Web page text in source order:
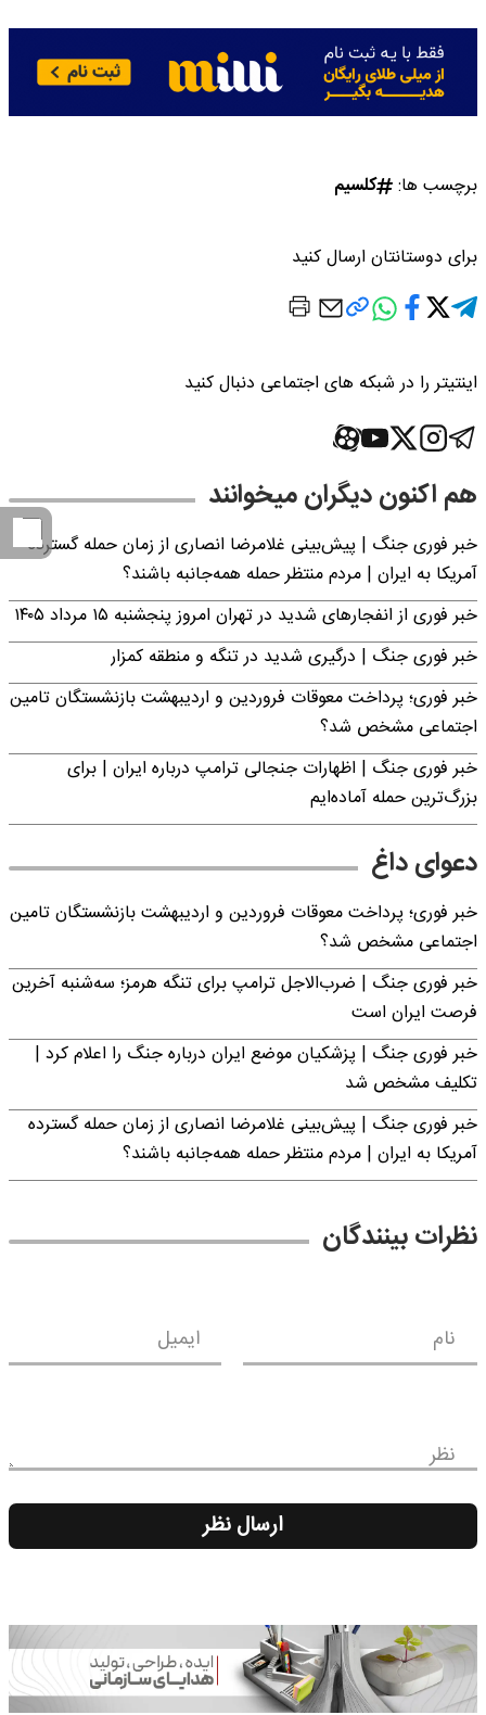
برچسب ها: کلسیم
برای دوستانتان ارسال کنید
اینتیتر را در شبکه های اجتماعی دنبال کنید
هم اکنون دیگران میخوانند
خبر فوری جنگ | پیش‌بینی غلامرضا انصاری از زمان حمله گسترده
آمریکا به ایران | مردم منتظر حمله همه‌جانبه باشند؟
خبر فوری از انفجارهای شدید در تهران امروز پنجشنبه ۱۵ مرداد ۱۴۰۵
خبر فوری جنگ | درگیری شدید در تنگه و منطقه کمزار
خبر فوری؛ پرداخت معوقات فروردین و اردیبهشت بازنشستگان تامین
اجتماعی مشخص شد؟
خبر فوری جنگ | اظهارات جنجالی ترامپ درباره ایران | برای
بزرگ‌ترین حمله آماده‌ایم
دعوای داغ
خبر فوری؛ پرداخت معوقات فروردین و اردیبهشت بازنشستگان تامین
اجتماعی مشخص شد؟
خبر فوری جنگ | ضرب‌الاجل ترامپ برای تنگه هرمز؛ سه‌شنبه آخرین
فرصت ایران است
خبر فوری جنگ | پزشکیان موضع ایران درباره جنگ را اعلام کرد |
تکلیف مشخص شد
خبر فوری جنگ | پیش‌بینی غلامرضا انصاری از زمان حمله گسترده
آمریکا به ایران | مردم منتظر حمله همه‌جانبه باشند؟
نظرات بینندگان
نام ایمیل
نظر
ارسال نظر